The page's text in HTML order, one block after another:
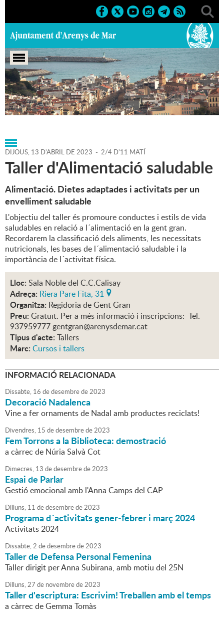
Portada > Agenda > 13-04-
2023 > Marcs > Culturals > 2023 > Cursos i tallers
DIJOUS, 13 D'ABRIL DE 2023 - 2/4 D'11 MATÍ
Taller d'Alimentació saludable
Alimentació. Dietes adaptades i activitats per un
envelliment saludable
L'objectiu del taller és promoure conductes i estils de vida
saludables en relació a l´alimentació en la gent gran.
Recordarem la classificació dels aliments, les necessitats
nutricionals, les bases de l´alimentació saludable i la
importància de l´activitat física.
Lloc: Sala Noble del C.C.Calisay
Adreça: Riera Pare Fita, 31
Organitza: Regidoria de Gent Gran
Preu: Gratuït. Per a més informació i inscripcions: Tel.
937959777 gentgran@arenysdemar.cat
Tipus d'acte: Tallers
Marc: Cursos i tallers
INFORMACIÓ RELACIONADA
Dissabte, 16 dedesembrede2023
Decoració Nadalenca
Vine a fer ornaments de Nadal amb productes reciclats!
Divendres, 15 dedesembrede2023
Fem Torrons a la Biblioteca: demostració
a càrrec de Núria Salvà Cot
Dimecres, 13 dedesembrede2023
Espai de Parlar
Gestió emocional amb l'Anna Camps del CAP
Dilluns, 11 dedesembrede2023
Programa d´activitats gener-febrer i març 2024
Activitats 2024
Dissabte,2 dedesembrede2023
Taller de Defensa Personal Femenina
Taller dirigit per Anna Subirana, amb motiu del 25N
Dilluns,27 de novembrede2023
Taller d'escriptura: Escrivim! Treballen amb el temps
a càrrec de Gemma Tomàs